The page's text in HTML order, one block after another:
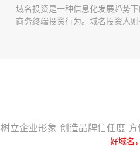
域名投资是一种信息化发展趋势
商务终端投资行为。域名投资人则
树立企业形象 创造品牌信任度
好域名